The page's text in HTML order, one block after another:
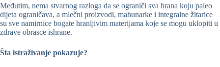
Međutim, nema stvarnog razloga da se ograniči sva hrana koju paleo
dijeta ograničava, a mlečni proizvodi, mahunarke i integralne žitarice
su sve namirnice bogate hranljivim materijama koje se mogu uklopiti u
zdrave obrasce ishrane.
Šta istraživanje pokazuje?